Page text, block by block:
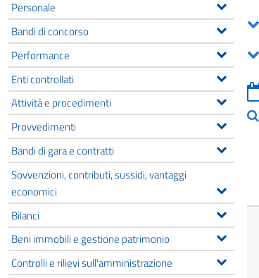
Personale
Bandi di concorso
Performance
Enti controllati
Attività e procedimenti
Provvedimenti
Bandi di gara e contratti
Sovvenzioni, contributi, sussidi, vantaggi
economici
Bilanci
Beni immobili e gestione patrimonio
Controlli e rilievi sull'amministrazione